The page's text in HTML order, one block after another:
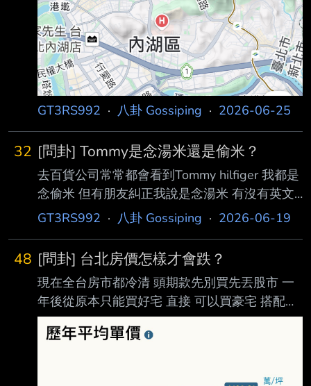
GT3RS992 · 八卦 Gossiping · 2026-06-25
32 [問卦] Tommy是念湯米還是偷米？
去百貨公司常常都會看到Tommy hilfiger 我都是
念偷米 但有朋友糾正我說是念湯米 有沒有英文
比較好的鄉民來解惑一下到底怎麼念才是對的？
GT3RS992 · 八卦 Gossiping · 2026-06-19
48 [問卦] 台北房價怎樣才會跌？
現在全台房市都冷清 頭期款先別買先丟股市 一
年後從原本只能買好宅 直接 可以買豪宅 搭配政
府的限貸打房政策 照理來說房價要跌了
https://i.mopix.cc/yAkfT7.jpg 但看數據好像還是
跌？ -- 漲到沒人買的起的時候還能漲？ 高雄 台